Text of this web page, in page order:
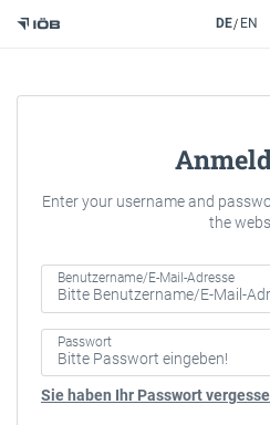
DE EN
Enter your username and
the
Benutzername/E-Mail-Adresse
Passwort
Sie haben Ihr Passwort